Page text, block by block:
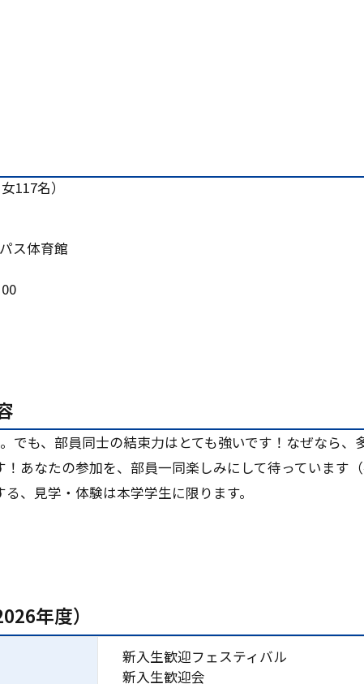
117名）
ス体育館
でも、部員同士の結束力はとても強いです！なぜなら、
あなたの参加を、部員一同楽しみにして待っています
、見学・体験は本学学生に限ります。
年度）
新入生歓迎フェスティバル
新入生歓迎会